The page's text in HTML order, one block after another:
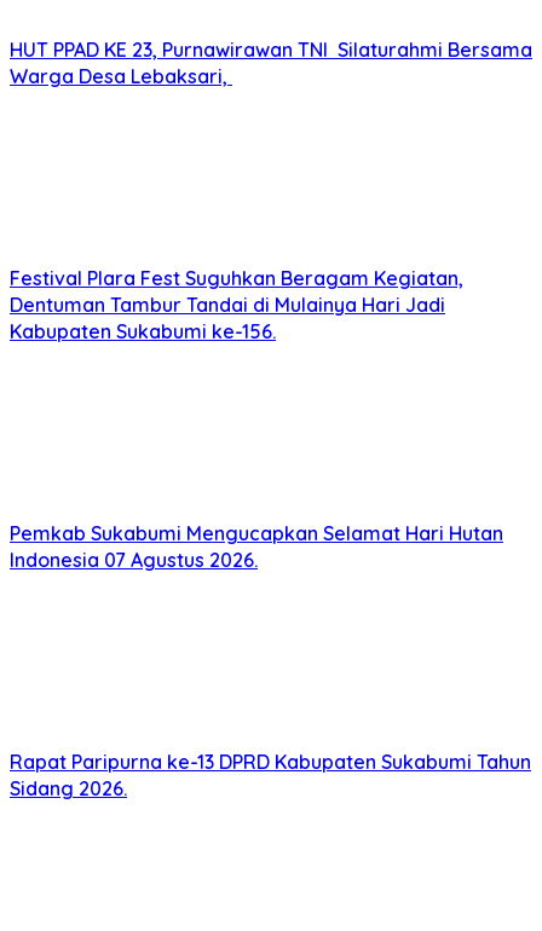
HUT PPAD KE 23, Purnawirawan TNI Silaturahmi Bersama
Warga Desa Lebaksari,
Festival Plara Fest Suguhkan Beragam Kegiatan,
Dentuman Tambur Tandai di Mulainya Hari Jadi
Kabupaten Sukabumi ke-156.
Pemkab Sukabumi Mengucapkan Selamat Hari Hutan
Indonesia 07 Agustus 2026.
Rapat Paripurna ke-13 DPRD Kabupaten Sukabumi Tahun
Sidang 2026.